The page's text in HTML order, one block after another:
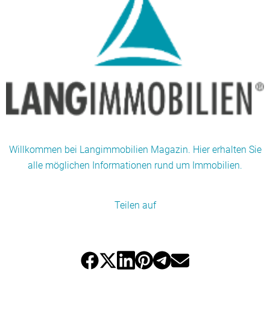
Willkommen bei Langimmobilien Magazin. Hier erhalten Sie
alle möglichen Informationen rund um Immobilien.
Teilen auf